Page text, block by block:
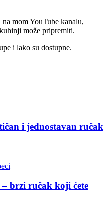
mom YouTube kanalu,
može pripremiti.
i lako su dostupne.
i jednostavan ručak
brzi ručak koji ćete